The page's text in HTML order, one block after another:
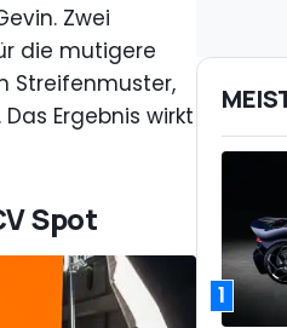
Zwei
die mutigere
Streifenmuster,
Ergebnis wirkt
Spot
1